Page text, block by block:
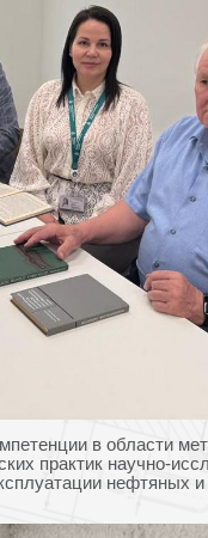
в области
практик научно-
нефтяных и